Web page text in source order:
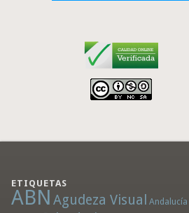
ETIQUETAS
ABN Agudeza Visual Andalucía